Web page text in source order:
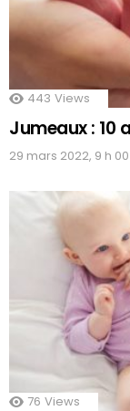
443 Views
Jumeaux : 10
29 mars 2022, 9 h
76 Views